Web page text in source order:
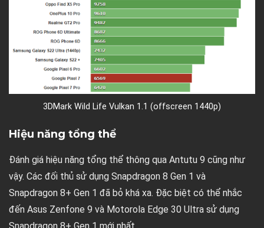
3DMark Wild Life Vulkan 1.1 (offscreen 1440p)
Hiệu năng tổng thể
Đánh giá hiệu năng tổng thể thông qua Antutu 9 cũng như
vậy. Các đối thủ sử dụng Snapdragon 8 Gen 1 và
Snapdragon 8+ Gen 1 đã bỏ khá xa. Đặc biệt có thể nhắc
đến Asus Zenfone 9 và Motorola Edge 30 Ultra sử dụng